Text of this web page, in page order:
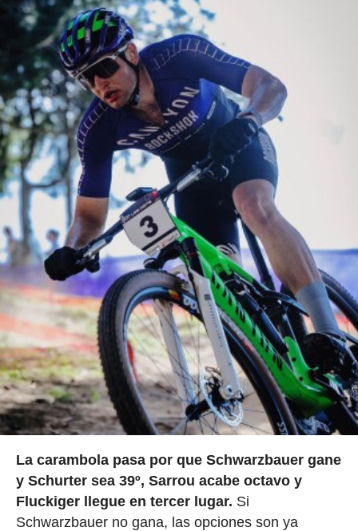
La carambola pasa por que Schwarzbauer gane
y Schurter sea 39º, Sarrou acabe octavo y
Fluckiger llegue en tercer lugar. Si
Schwarzbauer no gana, las opciones son ya